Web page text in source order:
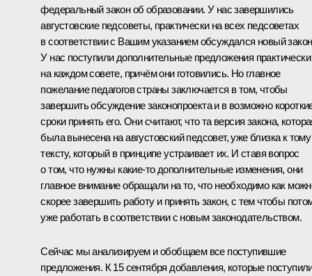
федеральный закон об образовании. У нас завершились
августовские педсоветы, практически на всех педсоветах
в соответствии с Вашим указанием обсуждался новый
У нас поступили дополнительные предложения практически
на каждом совете, причём они готовились. Но главное
пожелание педагогов страны заключается в том, чтобы
завершить обсуждение законопроекта и в возможно
сроки принять его. Они считают, что та версия закона,
была вынесена на августовский педсовет, уже близка к тому
тексту, который в принципе устраивает их. И ставя вопрос
о том, что нужны какие‑то дополнительные изменения, они
главное внимание обращали на то, что необходимо как
скорее завершить работу и принять закон, с тем чтобы
уже работать в соответствии с новым законодательством.
Сейчас мы анализируем и обобщаем все поступившие
предложения. К 15 сентября добавления, которые